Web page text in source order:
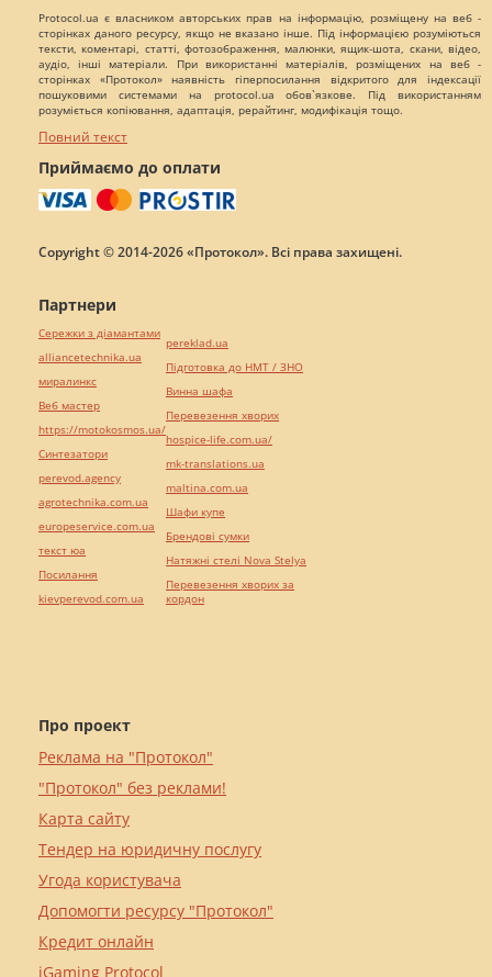
Protocol.ua є власником авторських прав на інформацію, розміщену на веб -
сторінках даного ресурсу, якщо не вказано інше. Під інформацією розуміються
тексти, коментарі, статті, фотозображення, малюнки, ящик-шота, скани, відео,
аудіо, інші матеріали. При використанні матеріалів, розміщених на веб -
сторінках «Протокол» наявність гіперпосилання відкритого для індексації
пошуковими системами на protocol.ua обов`язкове. Під використанням
розуміється копіювання, адаптація, рерайтинг, модифікація тощо.
Повний текст
Приймаємо до оплати
Copyright © 2014-2026 «Протокол». Всі права захищені.
Про проект
Реклама на "Протокол"
"Протокол" без реклами!
Карта сайту
Тендер на юридичну послугу
Угода користувача
Допомогти ресурсу "Протокол"
Кредит онлайн
iGaming Protocol
Партнери
Сережки з діамантами
alliancetechnika.ua
миралинкс
Веб мастер
https://motokosmos.ua/
Синтезатори
perevod.agency
agrotechnika.com.ua
europeservice.com.ua
текст юа
Посилання
kievperevod.com.ua
pereklad.ua
Підготовка до НМТ / ЗНО
Винна шафа
Перевезення хворих
hospice-life.com.ua/
mk-translations.ua
maltina.com.ua
Шафи купе
Брендові сумки
Натяжні стелі Nova Stelya
Перевезення хворих за
кордон